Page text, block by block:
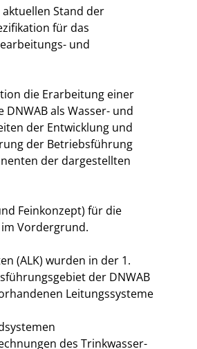
Stand der
für das
und
die Erarbeitung einer
als Wasser- und
der Entwicklung und
der Betriebsführung
der dargestellten
Feinkonzept) für die
Vordergrund.
(ALK) wurden in der 1.
der DNWAB
Leitungssysteme
des Trinkwasser-